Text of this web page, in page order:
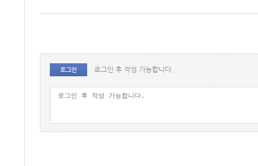
로그인
로그인 후 작성 가능합니다.